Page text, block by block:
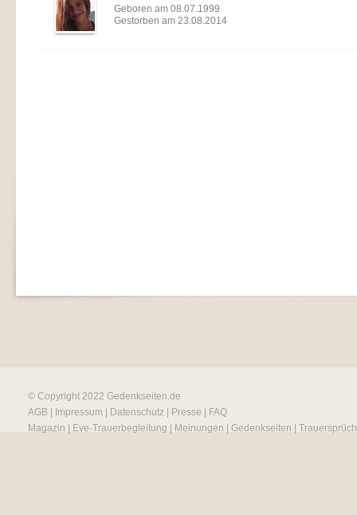
Geboren am 08.07.1999
Gestorben am 23.08.2014
© Copyright 2022 Gedenkseiten.de
AGB
Impressum Datenschutz Presse
FAQ
Magazin
Eve-Trauerbegleitung Meinungen Gedenkseiten